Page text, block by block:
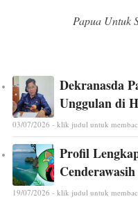
Papua Untuk
Dekranasda
Unggulan di
03/07/2026 - klik judul untuk
Profil
19/07/2026 - klik judul untuk